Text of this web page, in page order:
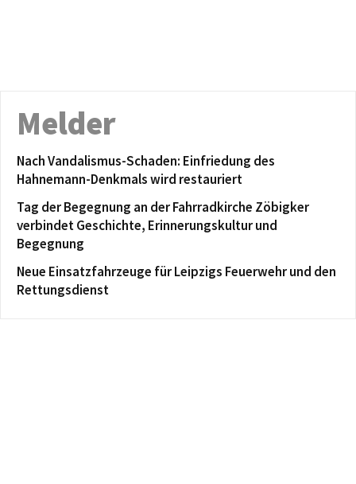
Melder
Nach Vandalismus-Schaden: Einfriedung des
Hahnemann-Denkmals wird restauriert
Tag der Begegnung an der Fahrradkirche Zöbigker
verbindet Geschichte, Erinnerungskultur und
Begegnung
Neue Einsatzfahrzeuge für Leipzigs Feuerwehr und den
Rettungsdienst